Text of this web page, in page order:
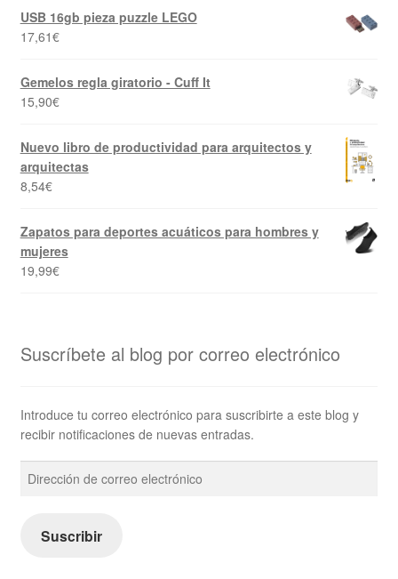
USB 16gb pieza puzzle LEGO
17,61€
Gemelos regla giratorio - Cuff It
15,90€
Nuevo libro de productividad para arquitectos y
arquitectas
8,54€
Zapatos para deportes acuáticos para hombres y
mujeres
19,99€
Suscríbete al blog por correo electrónico
Introduce tu correo electrónico para suscribirte a este blog y
recibir notificaciones de nuevas entradas.
Dirección
de
electrónico
Suscribir